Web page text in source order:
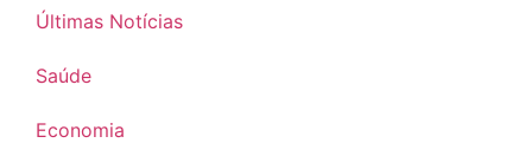
Últimas Notícias
Saúde
Economia